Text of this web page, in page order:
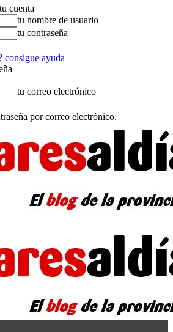
cuenta
tu nombre de usuario
tu contraseña
consigue ayuda
tu correo electrónico
por correo electrónico.